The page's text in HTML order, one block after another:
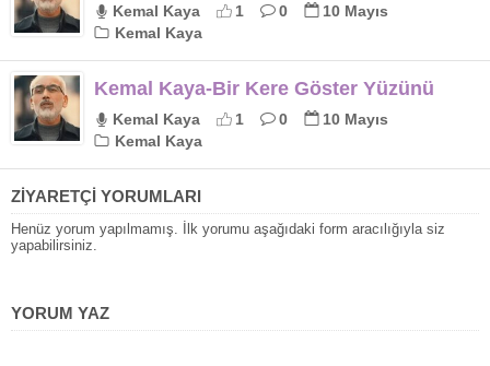
Kemal Kaya 1 0
10 Mayıs
Kemal Kaya
Kemal Kaya-Bir Kere Göster Yüzünü
Kemal Kaya 1 0
10 Mayıs
Kemal Kaya
ZİYARETÇİ YORUMLARI
Henüz yorum yapılmamış. İlk yorumu aşağıdaki form aracılığıyla siz
yapabilirsiniz.
YORUM YAZ